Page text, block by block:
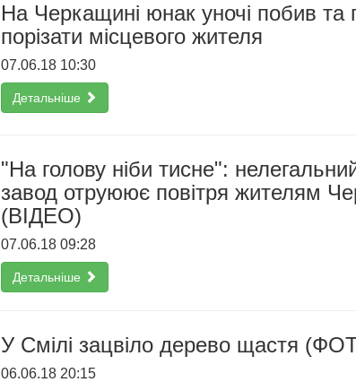
На Черкащині юнак уночі побив та
порізати місцевого жителя
07.06.18 10:30
Детальніше
"На голову ніби тисне":
завод отруюює повітря жителям
(ВІДЕО)
07.06.18 09:28
Детальніше
У Смілі зацвіло дерево щастя
06.06.18 20:15